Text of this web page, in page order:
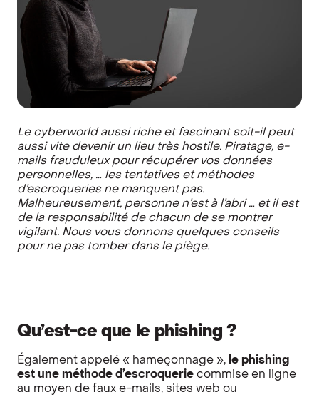
Le cyberworld aussi riche et fascinant soit-il peut
aussi vite devenir un lieu très hostile. Piratage, e-
mails frauduleux pour récupérer vos données
personnelles, … les tentatives et méthodes
d’escroqueries ne manquent pas.
Malheureusement, personne n’est à l’abri … et il est
de la responsabilité de chacun de se montrer
vigilant. Nous vous donnons quelques conseils
pour ne pas tomber dans le piège.
Qu’est-ce que le phishing ?
Également appelé « hameçonnage », le phishing
est une méthode d’escroquerie commise en ligne
au moyen de faux e-mails, sites web ou